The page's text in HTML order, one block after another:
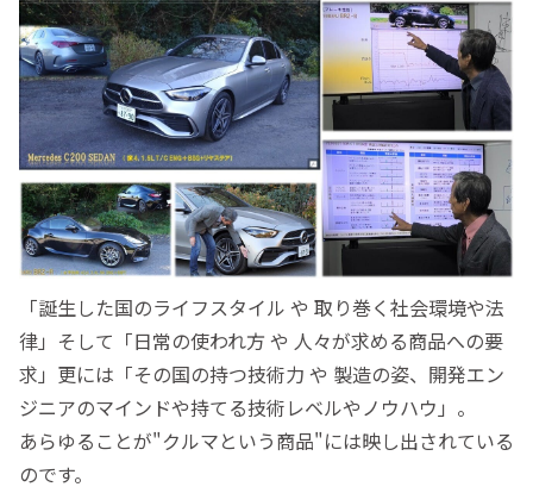
「誕生した国のライフスタイル や 取り巻く社会環境や法
律」そして「日常の使われ方 や 人々が求める商品への要
求」更には「その国の持つ技術力 や 製造の姿、開発エン
ジニアのマインドや持てる技術レベルやノウハウ」。
あらゆることが"クルマという商品"には映し出されている
のです。